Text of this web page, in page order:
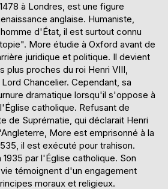
à Londres, est une figure
anglaise. Humaniste,
d'État, il est surtout connu
More étudie à Oxford avant de
juridique et politique. Il devient
plus proches du roi Henri VIII,
Chancelier. Cependant, sa
dramatique lorsqu'il s'oppose à
catholique. Refusant de
de Suprématie, qui déclarait Henri
More est emprisonné à la
il est exécuté pour trahison.
par l'Église catholique. Son
témoignent d'un engagement
moraux et religieux.